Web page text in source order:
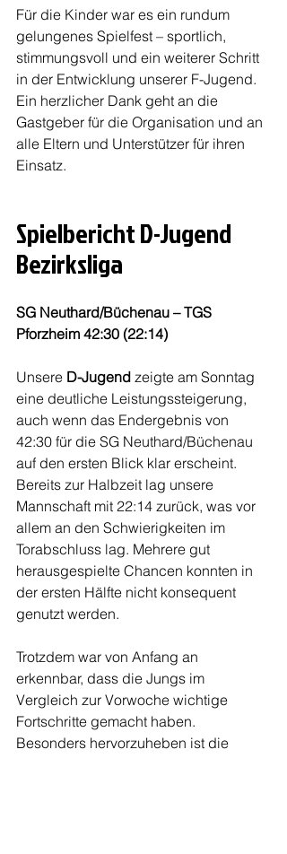
Für die Kinder war es ein rundum
gelungenes Spielfest – sportlich,
stimmungsvoll und ein weiterer Schritt
in der Entwicklung unserer F-Jugend.
Ein herzlicher Dank geht an die
Gastgeber für die Organisation und an
alle Eltern und Unterstützer für ihren
Einsatz.
Spielbericht D-Jugend
Bezirksliga
SG Neuthard/Büchenau – TGS
Pforzheim 42:30 (22:14)
Unsere D-Jugend zeigte am Sonntag
eine deutliche Leistungssteigerung,
auch wenn das Endergebnis von
42:30 für die SG Neuthard/Büchenau
auf den ersten Blick klar erscheint.
Bereits zur Halbzeit lag unsere
Mannschaft mit 22:14 zurück, was vor
allem an den Schwierigkeiten im
Torabschluss lag. Mehrere gut
herausgespielte Chancen konnten in
der ersten Hälfte nicht konsequent
genutzt werden.
Trotzdem war von Anfang an
erkennbar, dass die Jungs im
Vergleich zur Vorwoche wichtige
Fortschritte gemacht haben.
Besonders hervorzuheben ist die